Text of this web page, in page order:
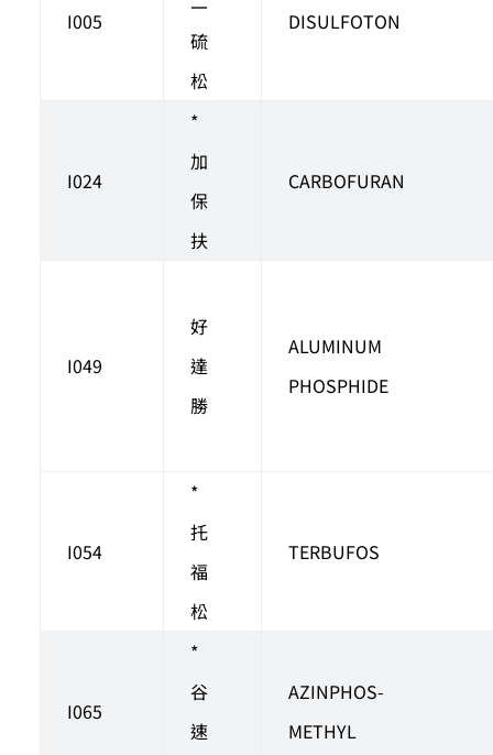
I005
硫
松
DISULFOTON
I024
*
加
保
扶
CARBOFURAN
I049
好
達
勝
ALUMINUM
PHOSPHIDE
I054
*
托
福
松
TERBUFOS
I065
*
谷
速
AZINPHOS-
METHYL